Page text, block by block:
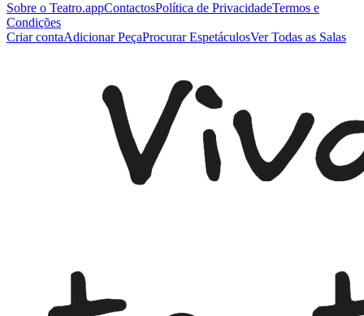
Sobre o Teatro.appContactosPolítica de PrivacidadeTermos e
Condições
Criar contaAdicionar PeçaProcurar EspetáculosVer Todas as Salas